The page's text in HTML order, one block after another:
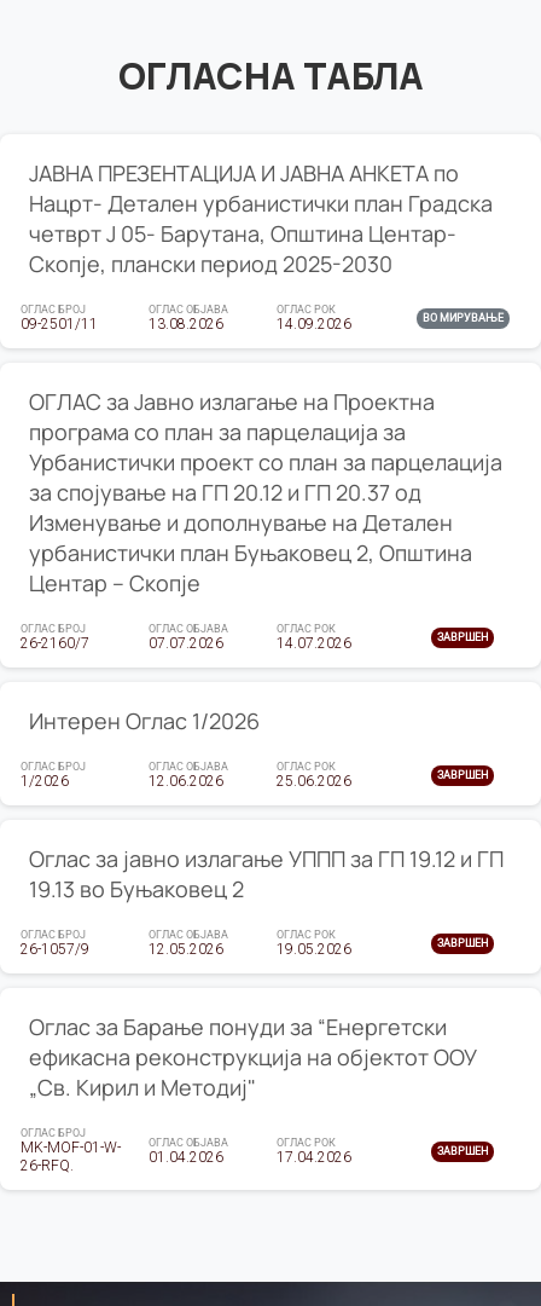
ОГЛАСНА ТАБЛА
ЈАВНА ПРЕЗЕНТАЦИЈА И ЈАВНА АНКЕТА по
Нацрт- Детален урбанистички план Градска
четврт Ј 05- Барутана, Општина Центар-
Скопје, плански период 2025-2030
ОГЛАС БРОЈ
09-2501/11
ОГЛАС ОБЈАВА
13.08.2026
ОГЛАС РОК
14.09.2026 ВО МИРУВАЊЕ
ОГЛАС за Јавно излагање на Проектна
програма со план за парцелација за
Урбанистички проект со план за парцелација
за спојување на ГП 20.12 и ГП 20.37 од
Изменување и дополнување на Детален
урбанистички план Буњаковец 2, Општина
Центар – Скопје
ОГЛАС БРОЈ
26-2160/7
ОГЛАС ОБЈАВА
07.07.2026
ОГЛАС РОК
14.07.2026 ЗАВРШЕН
Интерен Оглас 1/2026
ОГЛАС БРОЈ
1/2026
ОГЛАС ОБЈАВА
12.06.2026
ОГЛАС РОК
25.06.2026 ЗАВРШЕН
Оглас за јавно излагање УППП за ГП 19.12 и ГП
19.13 во Буњаковец 2
ОГЛАС БРОЈ
26-1057/9
ОГЛАС ОБЈАВА
12.05.2026
ОГЛАС РОК
19.05.2026 ЗАВРШЕН
Оглас за Барање понуди за “Енергетски
ефикасна реконструкција на објектот ООУ
„Св. Кирил и Методиј"
ОГЛАС БРОЈ
MK-MOF-01-W-
26-RFQ.
ОГЛАС ОБЈАВА
01.04.2026
ОГЛАС РОК
17.04.2026 ЗАВРШЕН